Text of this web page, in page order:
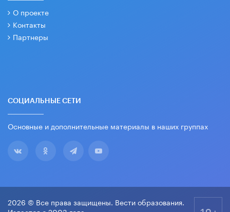
О проекте
Контакты
Партнеры
СОЦИАЛЬНЫЕ СЕТИ
Основные и дополнительные материалы в наших группах
2026 © Все права защищены. Вести образования.